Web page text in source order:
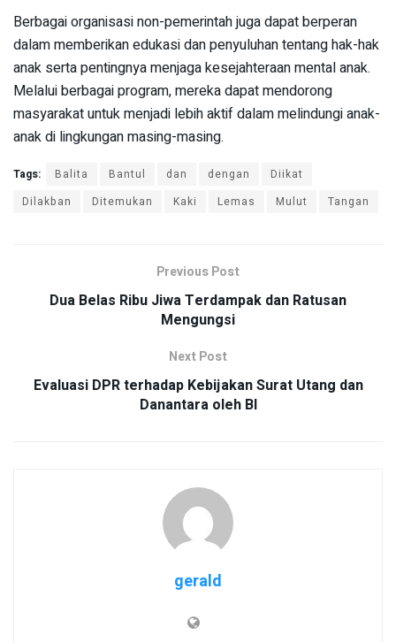
Berbagai organisasi non-pemerintah juga dapat berperan
dalam memberikan edukasi dan penyuluhan tentang hak-hak
anak serta pentingnya menjaga kesejahteraan mental anak.
Melalui berbagai program, mereka dapat mendorong
masyarakat untuk menjadi lebih aktif dalam melindungi anak-
anak di lingkungan masing-masing.
Tags: Balita Bantul dan dengan
Diikat
Dilakban
Ditemukan Kaki Lemas Mulut Tangan
Previous Post
Dua Belas Ribu Jiwa Terdampak dan Ratusan
Mengungsi
Next Post
Evaluasi DPR terhadap Kebijakan Surat Utang dan
Danantara oleh BI
gerald